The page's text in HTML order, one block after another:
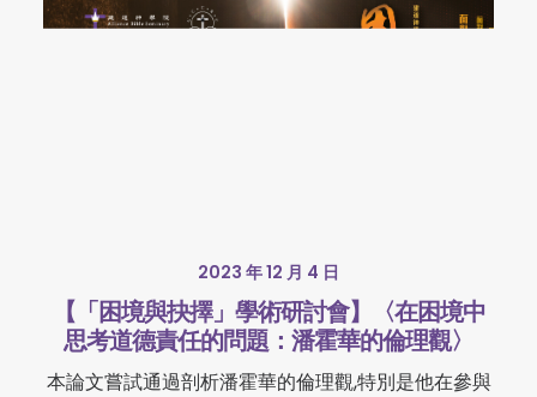
2023 年 12 月 4 日
【「困境與抉擇」學術研討會】〈在困境中
思考道德責任的問題：潘霍華的倫理觀〉
本論文嘗試通過剖析潘霍華的倫理觀,特別是他在參與